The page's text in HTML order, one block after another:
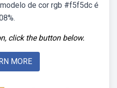
de cor rgb #f5f5dc é
click the button below.
MORE